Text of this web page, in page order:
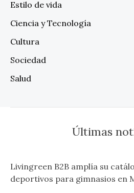
Estilo de vida
Ciencia y Tecnología
Cultura
Sociedad
Salud
Últimas
Livingreen B2B amplía su
deportivos para gimnasios en